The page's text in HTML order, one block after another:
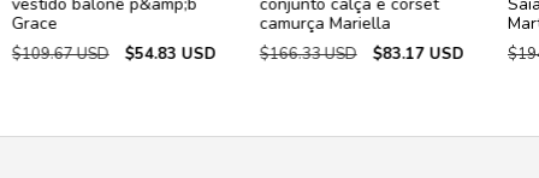
Grace
$109.67 USD $54.83 USD
camurça Mariella
$166.33 USD $83.17 USD